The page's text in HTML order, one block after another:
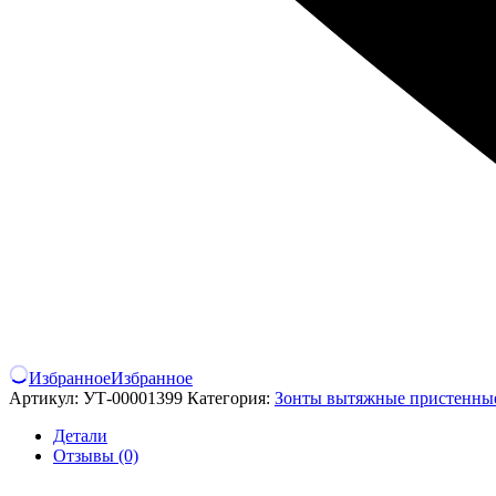
ИзбранноеИзбранное
Артикул: УТ-00001399 Категория: Зонты вытяжные
Детали
Отзывы (0)